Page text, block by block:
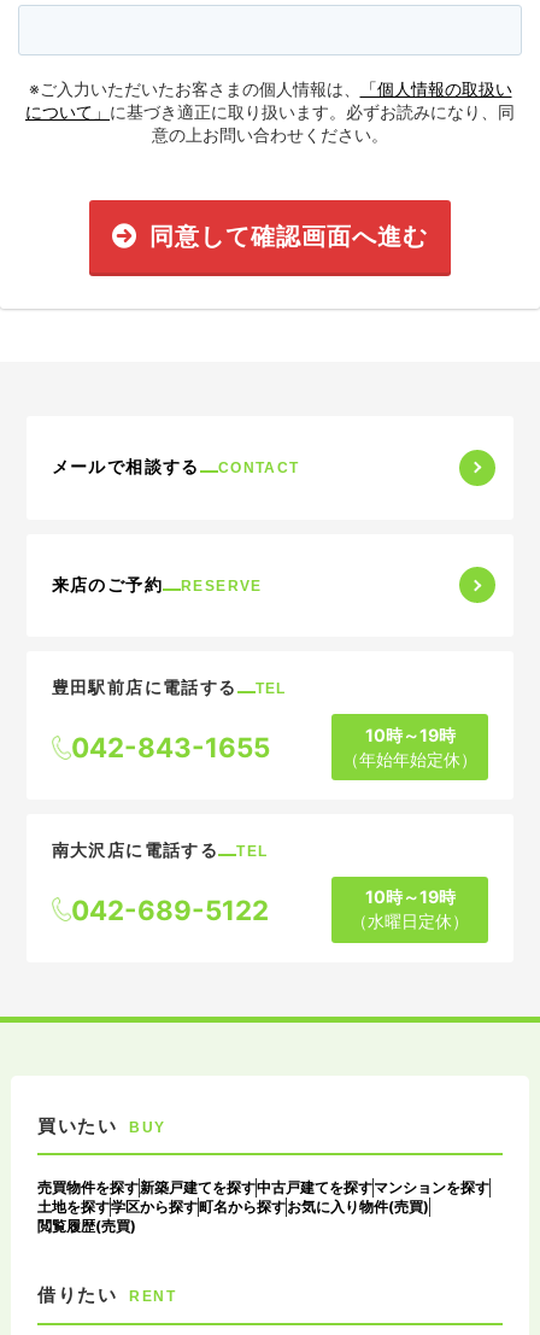
※ご入力いただいたお客さまの個人情報は、
「個人情報の取扱い
について」 に基づき適正に取り扱います。必ずお読みになり、同
意の上お問い合わせください。
同意して確認画面へ進む
メールで相談する CONTACT
来店のご予約 RESERVE
豊田駅前店に電話する TEL
042-843-1655
10時～19時
（年始年始定休）
南大沢店に電話する TEL
042-689-5122
10時～19時
（水曜日定休）
買いたい BUY
売買物件を探す新築戸建てを探す中古戸建てを探すマンションを探す
土地を探す学区から探す町名から探すお気に入り物件(売買)
閲覧履歴(売買)
借りたい RENT